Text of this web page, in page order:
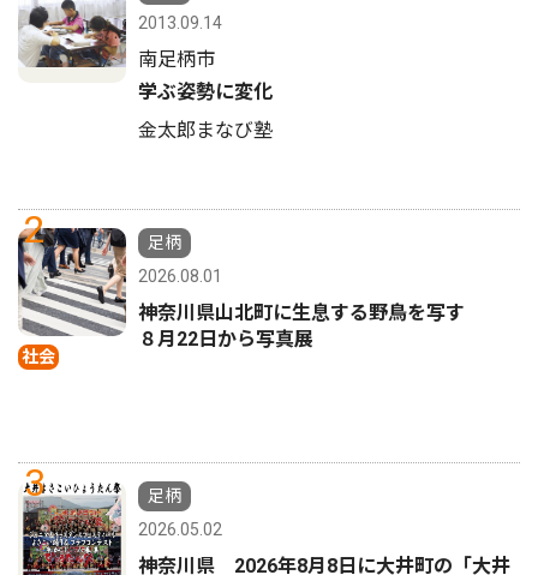
2013.09.14
南足柄市
学ぶ姿勢に変化
金太郎まなび塾
2
社会
足柄
2026.08.01
神奈川県山北町に生息する野鳥を写す
８月22日から写真展
3
足柄
2026.05.02
神奈川県 2026年8月8日に大井町の「大井